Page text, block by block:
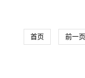
首页 前一页